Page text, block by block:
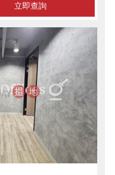
立即查詢